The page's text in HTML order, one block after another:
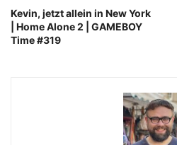
Kevin, jetzt allein in New York
| Home Alone 2 | GAMEBOY
Time #319